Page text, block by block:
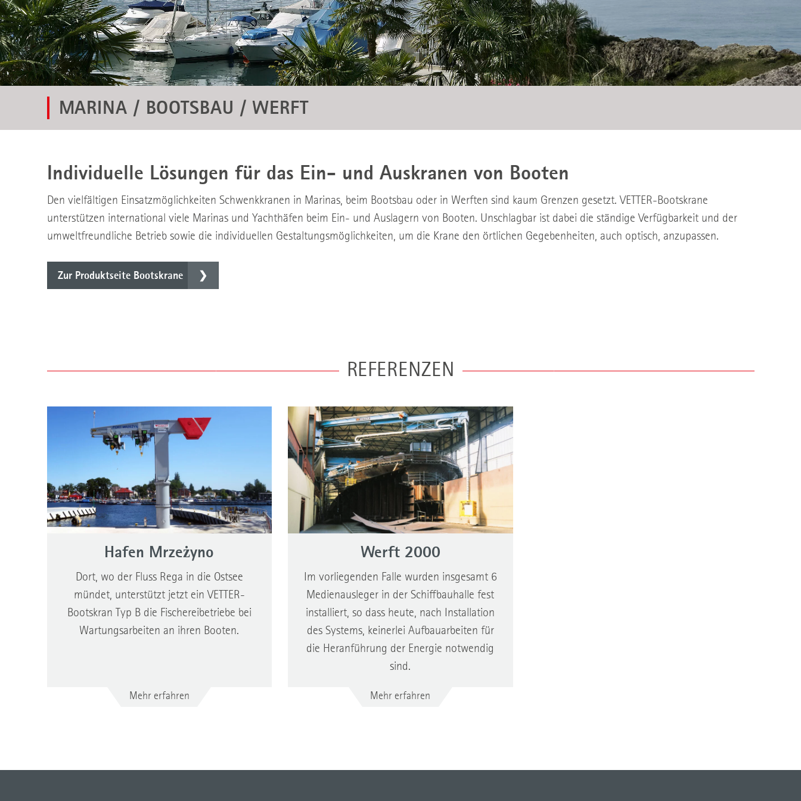
MARINA / BOOTSBAU / WERFT
Individuelle Lösungen für das Ein- und Auskranen von Booten
Den vielfältigen Einsatzmöglichkeiten Schwenkkranen in Marinas, beim Bootsbau oder in Werften sind kaum Grenzen gesetzt. VETTER-Bootskrane
unterstützen international viele Marinas und Yachthäfen beim Ein- und Auslagern von Booten. Unschlagbar ist dabei die ständige Verfügbarkeit und der
umweltfreundliche Betrieb sowie die individuellen Gestaltungsmöglichkeiten, um die Krane den örtlichen Gegebenheiten, auch optisch, anzupassen.
Zur Produktseite Bootskrane
REFERENZEN
Hafen Mrzeżyno
Dort, wo der Fluss Rega in die Ostsee
mündet, unterstützt jetzt ein VETTER-
Bootskran Typ B die Fischereibetriebe bei
Wartungsarbeiten an ihren Booten.
Mehr erfahren
Werft 2000
Im vorliegenden Falle wurden insgesamt 6
Medienausleger in der Schiffbauhalle fest
installiert, so dass heute, nach Installation
des Systems, keinerlei Aufbauarbeiten für
die Heranführung der Energie notwendig
sind.
Mehr erfahren